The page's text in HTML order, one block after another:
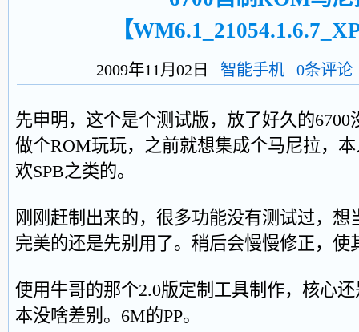
【
2009年11月02日 智能手机 0条评论
先申明，这个是个测试版，放了好久的
做个ROM玩玩，之前就想集成个马尼拉，
欢SPB之类的。
刚刚赶制出来的，很多功能没有测试过，
完美的还是先别用了。稍后会慢慢修正，使
使用牛哥的那个2.0版定制工具制作，核心
本没啥差别。6M的PP。